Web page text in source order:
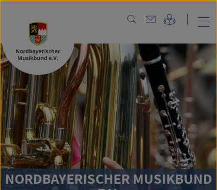
NORDBAYERISCHER MUSIKBUND